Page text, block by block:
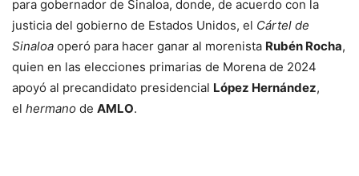
para gobernador de Sinaloa, donde, de acuerdo con la
justicia del gobierno de Estados Unidos, el Cártel de
Sinaloa operó para hacer ganar al morenista Rubén Rocha,
quien en las elecciones primarias de Morena de 2024
apoyó al precandidato presidencial López Hernández,
el hermano de AMLO.